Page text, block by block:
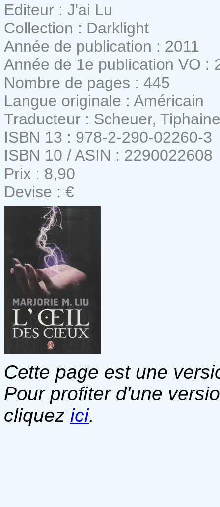
Editeur : J'ai Lu
Collection : Darklight
Année de publication : 2011
Année de 1e publication VO :
Nombre de pages : 445
Langue originale : Américain
Traducteur : Scheuer, Tiphaine
ISBN 13 : 978-2-290-02260-3
ISBN 10 / ASIN : 2290022608
Prix : 8,90
Devise : €
Cette page est une
Pour profiter d'une
cliquez ici.